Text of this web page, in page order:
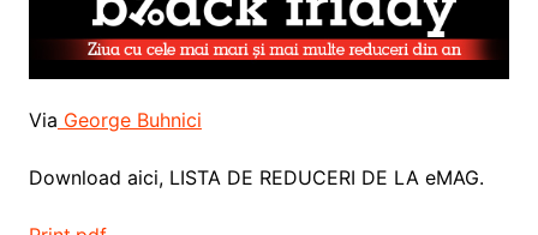
Via George Buhnici
Download aici, LISTA DE REDUCERI DE LA eMAG.